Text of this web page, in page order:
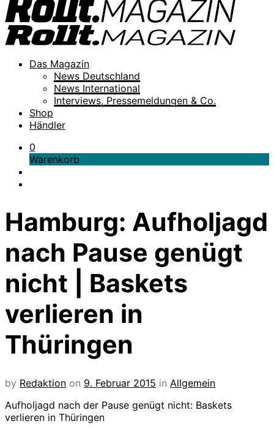
Das Magazin
News Deutschland
News International
Interviews, Pressemeldungen & Co.
Shop
Händler
0
Warenkorb
Hamburg: Aufholjagd
nach Pause genügt
nicht | Baskets
verlieren in
Thüringen
by Redaktion on 9. Februar 2015 in Allgemein
Aufholjagd nach der Pause genügt nicht: Baskets
verlieren in Thüringen